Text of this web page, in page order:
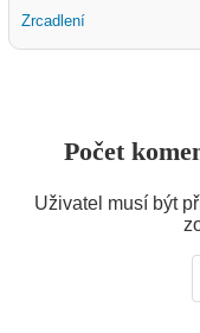
Zrcadlení
Počet
Uživatel musí být